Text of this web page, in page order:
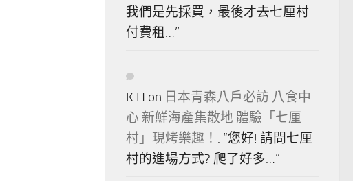
我們是先採買，最後才去七厘村
付費租…”
K.H on 日本青森八戶必訪 八食中
心 新鮮海產集散地 體驗「七厘
村」現烤樂趣！ : “您好! 請問七厘
村的進場方式? 爬了好多…”